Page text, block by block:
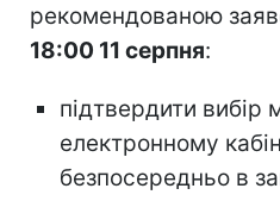
рекомендованою
18:00 11 серпня:
підтвердити вибір
електронному
безпосередньо в